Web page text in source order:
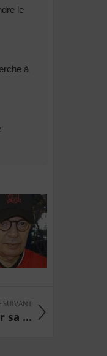
le
à
SUIVANT
sa ...